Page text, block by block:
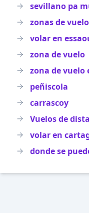
sevillano pa
zonas de vuelo
volar en
zona de vuelo
zona de vuelo
peñiscola
carrascoy
Vuelos de
volar en
donde se